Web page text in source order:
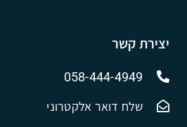
יצירת קשר
058-444-4949
שלח דואר אלקטרוני